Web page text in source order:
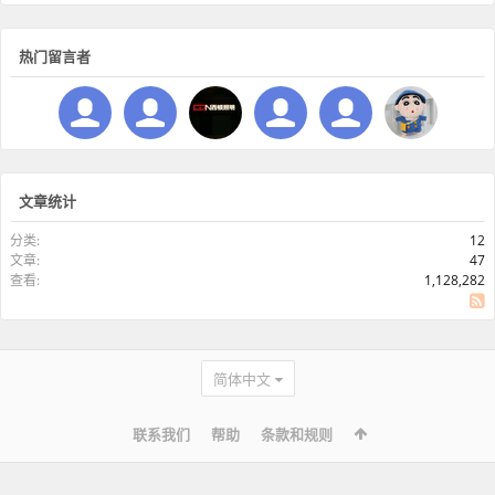
热门留言者
文章统计
分类:
12
文章:
47
查看:
1,128,282
简体中文
联系我们 帮助 条款和规则